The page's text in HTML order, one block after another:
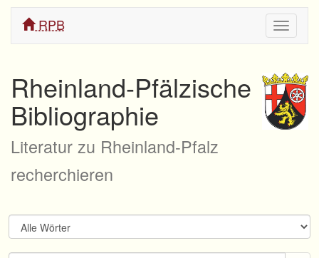
ein/
RPB
Rheinland-Pfälzische
Bibliographie
Literatur zu Rheinland-Pfalz
recherchieren